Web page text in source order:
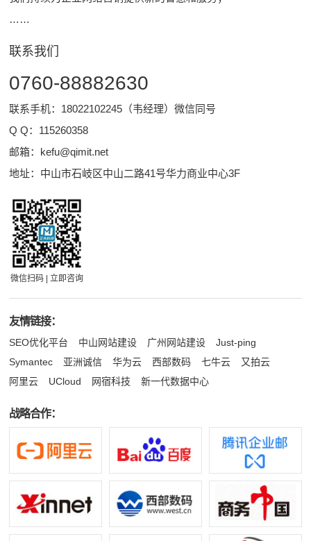
……
联系我们
0760-88882630
联系手机：18022102245（韦经理）微信同号
Q Q： 115260358
邮箱： kefu@qimit.net
地址：中山市石岐区中山二路41号华力商业中心3F
微信扫码 | 立即咨询
友情链接：
SEO优化平台 中山网站建设 广州网站建设
Just-ping
Symantec
亚洲诚信 华为云 西部数码 七牛云
又拍云
阿里云
UCloud 网宿科技 新一代数据中心
战略合作：